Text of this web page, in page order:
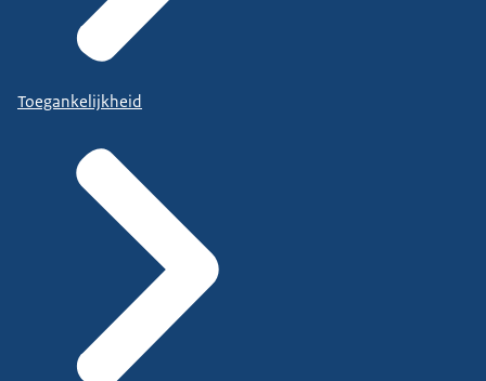
Toegankelijkheid